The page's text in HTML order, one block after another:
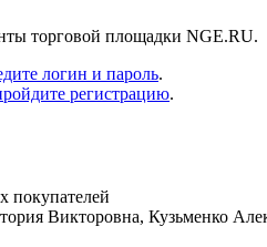
торговой площадки NGE.RU.
логин и пароль.
регистрацию.
покупателей
Викторовна, Кузьменко